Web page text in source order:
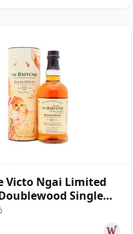
Victo Ngai Limited
Single
alt